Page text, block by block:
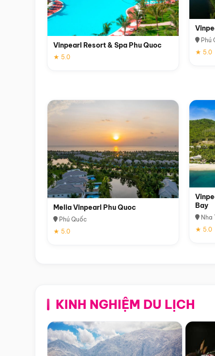
Vinpearl Resort & Spa Phu Quoc
★ 5.0
Phú
★ 5.0
Melia Vinpearl Phu Quoc
Phú Quốc
★ 5.0
Bay
Nha
★ 5.0
KINH NGHIỆM DU LỊCH